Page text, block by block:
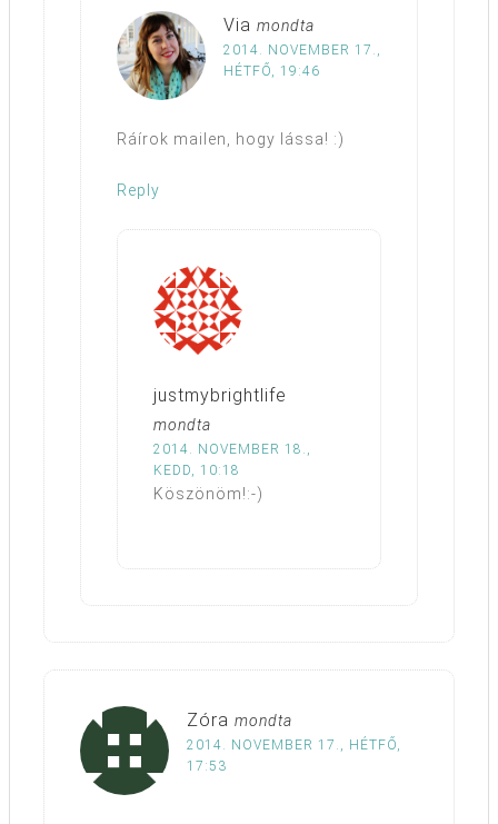
Via mondta
2014. NOVEMBER 17.,
HÉTFŐ, 19:46
Ráírok mailen, hogy lássa! :)
Reply
justmybrightlife
mondta
2014. NOVEMBER 18.,
KEDD, 10:18
Köszönöm!:-)
Zóra mondta
2014. NOVEMBER 17., HÉTFŐ,
17:53